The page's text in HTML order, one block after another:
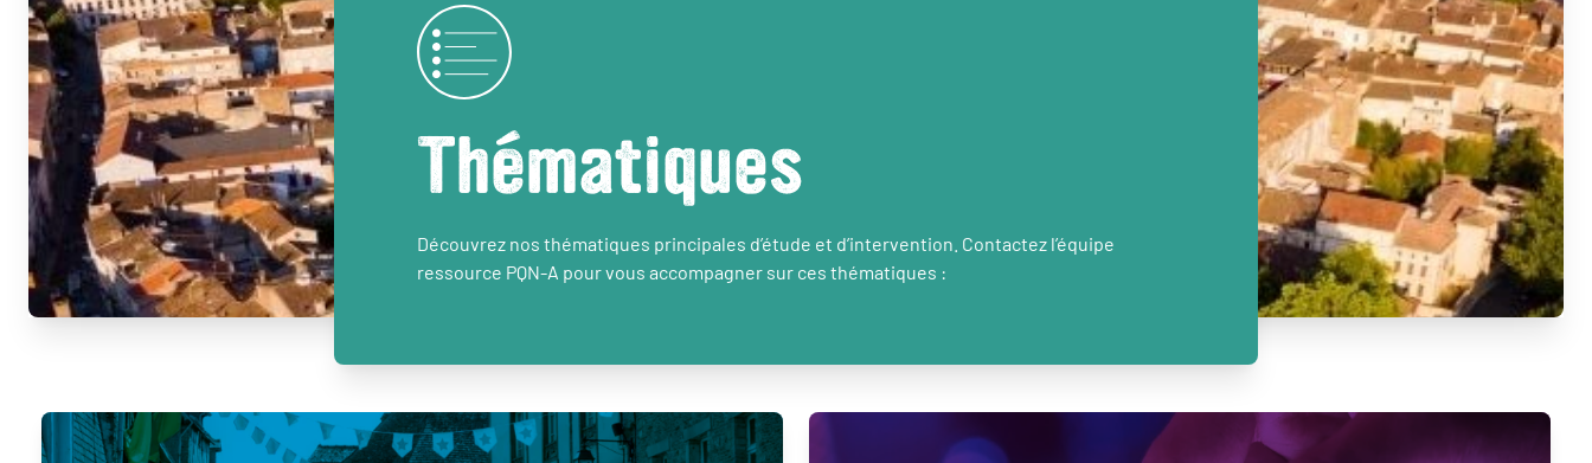
Thématiques
Découvrez nos thématiques principales d’étude et d’intervention. Contactez l’équipe
ressource PQN-A pour vous accompagner sur ces thématiques :